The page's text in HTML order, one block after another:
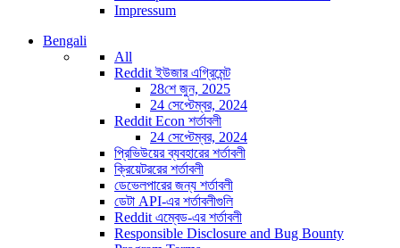
Impressum
Bengali
All
Reddit ইউজার এগ্রিমেন্ট
28শে জুন, 2025
24 সেপ্টেম্বর, 2024
Reddit Econ শর্তাবলী
24 সেপ্টেম্বর, 2024
প্রিভিউয়ের ব্যবহারের শর্তাবলী
ক্রিয়েটররের শর্তাবলী
ডেভেলপারের জন্য শর্তাবলী
ডেটা API-এর শর্তাবলীগুলি
Reddit এম্বেড-এর শর্তাবলী
Responsible Disclosure and Bug Bounty